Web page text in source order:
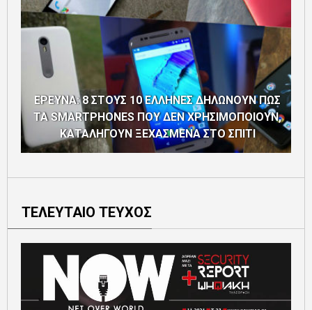
ΕΡΕΥΝΑ: 8 ΣΤΟΥΣ 10 ΕΛΛΗΝΕΣ ΔΗΛΩΝΟΥΝ ΠΩΣ
ΤΑ SMARTPHONES ΠΟΥ ΔΕΝ ΧΡΗΣΙΜΟΠΟΙΟΥΝ,
ΚΑΤΑΛΗΓΟΥΝ ΞΕΧΑΣΜΕΝΑ ΣΤΟ ΣΠΙΤΙ
ΤΕΛΕΥΤΑΙΟ ΤΕΥΧΟΣ